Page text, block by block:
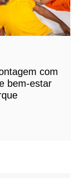
com
bem-estar